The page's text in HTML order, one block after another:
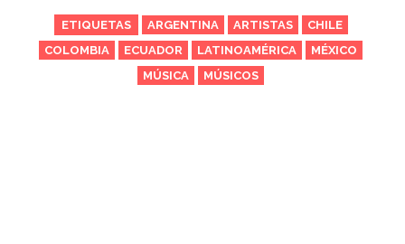
ETIQUETAS ARGENTINA ARTISTAS
CHILE
COLOMBIA
ECUADOR LATINOAMÉRICA
MÉXICO
MÚSICA
MÚSICOS